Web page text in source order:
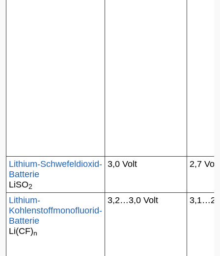
Lithium-Schwefeldioxid-
Batterie
LiSO2
3,0 Volt 2,7 Volt
Lithium-
Kohlenstoffmonofluorid-
Batterie
Li(CF)n
3,2…3,0 Volt